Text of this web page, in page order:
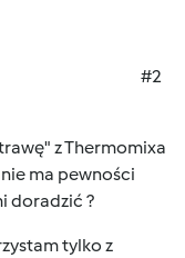
#2
z Thermomixa
ma pewności
doradzić ?
tylko z